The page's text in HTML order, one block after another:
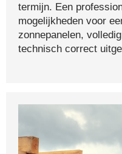
termijn. Een
mogelijkheden voor
zonnepanelen,
technisch correct